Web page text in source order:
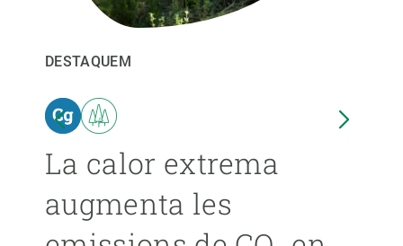
DESTAQUEM
La calor extrema
augmenta les